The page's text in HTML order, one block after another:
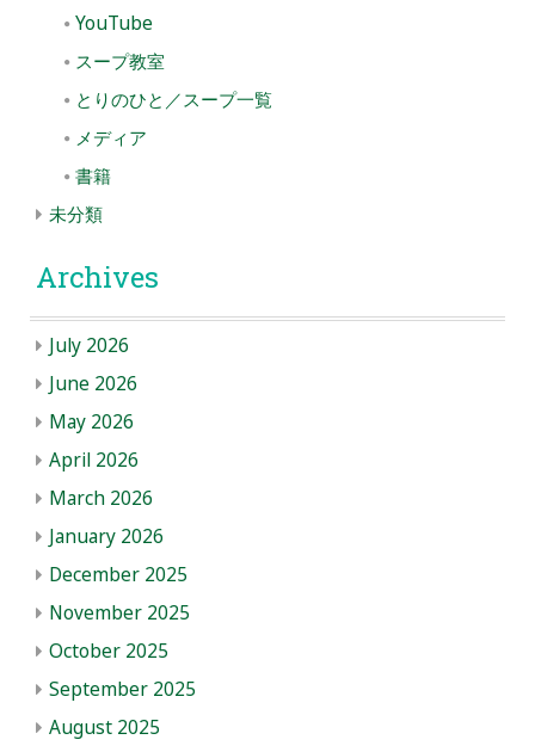
YouTube
スープ教室
とりのひと／スープ一覧
メディア
書籍
未分類
Archives
July 2026
June 2026
May 2026
April 2026
March 2026
January 2026
December 2025
November 2025
October 2025
September 2025
August 2025